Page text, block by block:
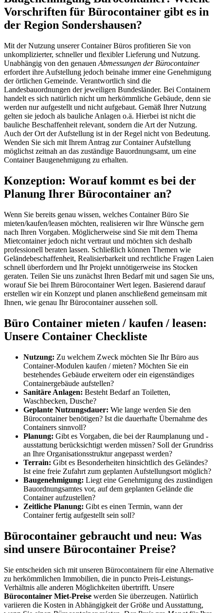
Vorschriften für Bürocontainer gibt es in
der Region Sondershausen?
Mit der Nutzung unserer Container Büros profitieren Sie von
unkomplizierter, schneller und flexibler Lieferung und Nutzung.
Unabhängig von den genauen Abmessungen der Bürocontainer
erfordert ihre Aufstellung jedoch beinahe immer eine Genehmigung
der örtlichen Gemeinde. Verantwortlich sind die
Landesbauordnungen der jeweiligen Bundesländer. Bei Containern
handelt es sich natürlich nicht um herkömmliche Gebäude, denn sie
werden nur aufgestellt und nicht aufgebaut. Gemäß Ihrer Nutzung
gelten sie jedoch als bauliche Anlagen o.ä. Hierbei ist nicht die
bauliche Beschaffenheit relevant, sondern die Art der Nutzung.
Auch der Ort der Aufstellung ist in der Regel nicht von Bedeutung.
Wenden Sie sich mit Ihrem Antrag zur Container Aufstellung
möglichst zeitnah an das zuständige Bauordnungsamt, um eine
Container Baugenehmigung zu erhalten.
Konzeption: Worauf kommt es bei der
Planung Ihrer Bürocontainer an?
Wenn Sie bereits genau wissen, welches Container Büro Sie
mieten/kaufen/leasen möchten, realisieren wir Ihre Wünsche gern
nach Ihren Vorgaben. Möglicherweise sind Sie mit dem Thema
Mietcontainer jedoch nicht vertraut und möchten sich deshalb
professionell beraten lassen. Schließlich können Themen wie
Geländebeschaffenheit, Realisierbarkeit und rechtliche Fragen Laien
schnell überfordern und Ihr Projekt unnötigerweise ins Stocken
geraten. Teilen Sie uns zunächst Ihren Bedarf mit und sagen Sie uns,
worauf Sie bei Ihrem Bürocontainer Wert legen. Basierend darauf
erstellen wir ein Konzept und planen anschließend gemeinsam mit
Ihnen, wie genau Ihr Bürocontainer aussehen soll.
Büro Container mieten / kaufen / leasen:
Unsere Container Checkliste
Nutzung: Zu welchem Zweck möchten Sie Ihr Büro aus
Container-Modulen kaufen / mieten? Möchten Sie ein
bestehendes Gebäude erweitern oder ein eigenständiges
Containergebäude aufstellen?
Sanitäre Anlagen: Besteht Bedarf an Toiletten,
Waschbecken, Dusche?
Geplante Nutzungsdauer: Wie lange werden Sie den
Bürocontainer benötigen? Ist die dauerhafte Übernahme des
Containers sinnvoll?
Planung: Gibt es Vorgaben, die bei der Raumplanung und -
ausstattung berücksichtigt werden müssen? Soll der Grundriss
an Ihre Organisationsstruktur angepasst werden?
Terrain: Gibt es Besonderheiten hinsichtlich des Geländes?
Ist eine freie Zufahrt zum geplanten Aufstellungsort möglich?
Baugenehmigung: Liegt eine Genehmigung des zuständigen
Bauordnungsamtes vor, auf dem geplanten Gelände die
Container aufzustellen?
Zeitliche Planung: Gibt es einen Termin, wann der
Container fertig aufgestellt sein soll?
Bürocontainer gebraucht und neu: Was
sind unsere Bürocontainer Preise?
Sie entscheiden sich mit unseren Bürocontainern für eine Alternative
zu herkömmlichen Immobilien, die in puncto Preis-Leistungs-
Verhältnis alle anderen Möglichkeiten übertrifft. Unsere
Bürocontainer Miet-Preise werden Sie überzeugen. Natürlich
variieren die Kosten in Abhängigkeit der Größe und Ausstattung,